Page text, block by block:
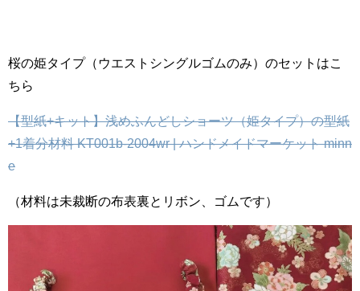
桜の姫タイプ（ウエストシングルゴムのみ）のセットはこ
ちら
【型紙+キット】浅めふんどしショーツ（姫タイプ）の型紙
+1着分材料 KT001b-2004wr | ハンドメイドマーケット minn
e
（材料は未裁断の布表裏とリボン、ゴムです）